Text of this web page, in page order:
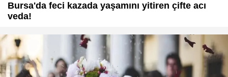
Bursa'da feci kazada yaşamını yitiren çifte acı
veda!